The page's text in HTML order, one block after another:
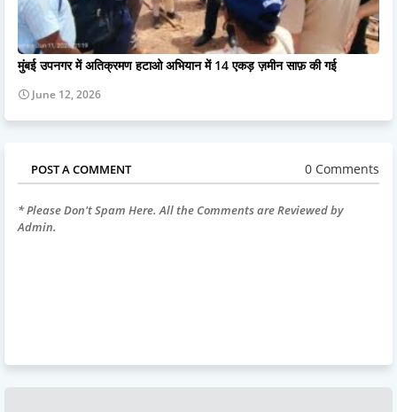
मुंबई उपनगर में अतिक्रमण हटाओ अभियान में 14 एकड़ ज़मीन साफ़ की गई
June 12, 2026
POST A COMMENT 0 Comments
* Please Don't Spam Here. All the Comments are Reviewed by
Admin.